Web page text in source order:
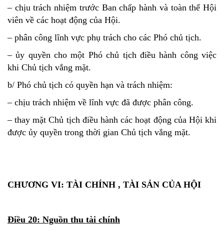
– chịu trách nhiệm trước Ban chấp hành và toàn thể Hội
viên về các hoạt động của Hội.
– phân công lĩnh vực phụ trách cho các Phó chủ tịch.
– ủy quyền cho một Phó chủ tịch điều hành công việc
khi Chủ tịch vắng mặt.
b/ Phó chủ tịch có quyền hạn và trách nhiệm:
– chịu trách nhiệm về lĩnh vực đã được phân công.
– thay mặt Chủ tịch điều hành các hoạt động của Hội khi
được ủy quyền trong thời gian Chủ tịch vắng mặt.
CHƯƠNG VI: TÀI CHÍNH , TÀI SẢN CỦA HỘI
Điều 20: Nguồn thu tài chính